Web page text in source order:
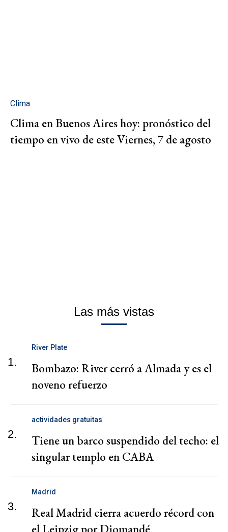
Clima
Clima en Buenos Aires hoy: pronóstico del
tiempo en vivo de este Viernes, 7 de agosto
Las más vistas
1.
River Plate
Bombazo: River cerró a Almada y es el
noveno refuerzo
2.
actividades gratuitas
Tiene un barco suspendido del techo: el
singular templo en CABA
3.
Madrid
Real Madrid cierra acuerdo récord con